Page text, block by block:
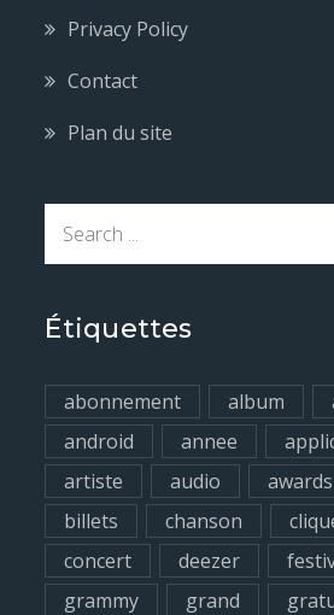
Privacy Policy
Contact
Plan du site
r
h
f
o
Étiquettes
abonnement album
android
annee
artiste
audio awards
billets
chanson
concert
deezer
grammy
grand